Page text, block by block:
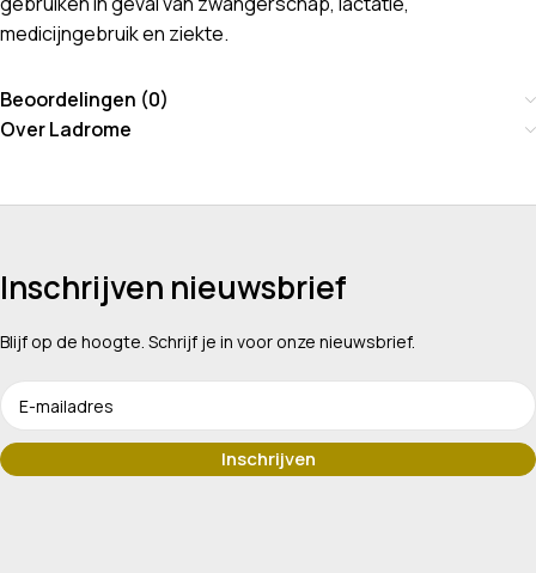
medicijngebruik en ziekte.
Beoordelingen (0)
Over Ladrome
Inschrijven nieuwsbrief
Blijf op de hoogte. Schrijf je in voor onze nieuwsbrief.